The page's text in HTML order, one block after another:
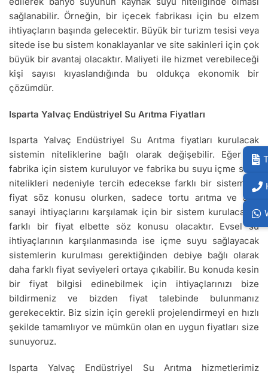
sağlanabilir. Örneğin, bir içecek fabrikası için bu elzem
ihtiyaçların başında gelecektir. Büyük bir turizm tesisi veya
sitede ise bu sistem konaklayanlar ve site sakinleri için çok
büyük bir avantaj olacaktır. Maliyeti ile hizmet verebileceği
kişi sayısı kıyaslandığında bu oldukça ekonomik bir
çözümdür.
Isparta Yalvaç Endüstriyel Su Arıtma Fiyatları
Isparta Yalvaç Endüstriyel Su Arıtma fiyatları kurulacak
sistemin niteliklerine bağlı olarak değişebilir. Eğer bir
fabrika için sistem kuruluyor ve fabrika bu suyu içme suyu
nitelikleri nedeniyle tercih edecekse farklı bir sistem ve
fiyat söz konusu olurken, sadece tortu arıtma ve ağır
sanayi ihtiyaçlarını karşılamak için bir sistem kurulacaksa
farklı bir fiyat elbette söz konusu olacaktır. Evsel su
ihtiyaçlarının karşılanmasında ise içme suyu sağlayacak
sistemlerin kurulması gerektiğinden debiye bağlı olarak
daha farklı fiyat seviyeleri ortaya çıkabilir. Bu konuda kesin
bir fiyat bilgisi edinebilmek için ihtiyaçlarınızı bize
bildirmeniz ve bizden fiyat talebinde bulunmanız
gerekecektir. Biz sizin için gerekli projelendirmeyi en hızlı
şekilde tamamlıyor ve mümkün olan en uygun fiyatları size
sunuyoruz.
Isparta Yalvaç Endüstriyel Su Arıtma hizmetlerimiz